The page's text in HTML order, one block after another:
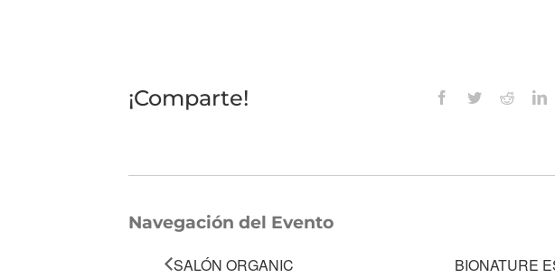
¡Comparte! Facebook
TwitterReddit
Navegación del Evento
SALÓN ORGANIC BIONATURE